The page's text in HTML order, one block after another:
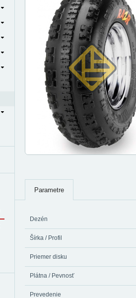
Parametre
Dezén
Šírka / Profil
Priemer disku
Plátna / Pevnosť
Prevedenie